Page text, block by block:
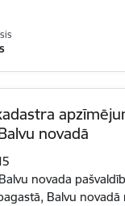
novadā
novada
Balvu novadā